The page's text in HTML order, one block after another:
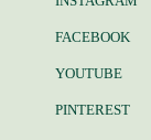
FACEBOOK
YOUTUBE
PINTEREST